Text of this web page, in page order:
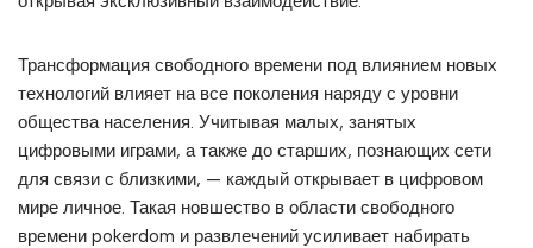
Трансформация свободного времени под влиянием новых
технологий влияет на все поколения наряду с уровни
общества населения. Учитывая малых, занятых
цифровыми играми, а также до старших, познающих сети
для связи с близкими, — каждый открывает в цифровом
мире личное. Такая новшество в области свободного
времени pokerdom и развлечений усиливает набирать